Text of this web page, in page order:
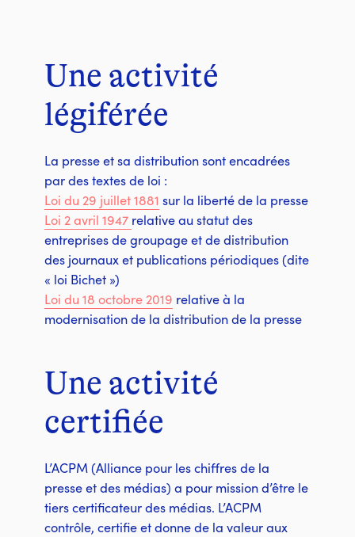
Une activité
légiférée
La presse et sa distribution sont encadrées
par des textes de loi :
Loi du 29 juillet 1881 sur la liberté de la presse
Loi 2 avril 1947 relative au statut des
entreprises de groupage et de distribution
des journaux et publications périodiques (dite
« loi Bichet »)
Loi du 18 octobre 2019 relative à la
modernisation de la distribution de la presse
Une activité
certifiée
L’ACPM (Alliance pour les chiffres de la
presse et des médias) a pour mission d’être le
tiers certificateur des médias. L’ACPM
contrôle, certifie et donne de la valeur aux